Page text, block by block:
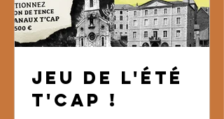
JEU DE L'ÉTÉ
T'CAP !